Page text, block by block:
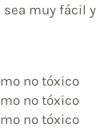
muy fácil y
no tóxico
no tóxico
no tóxico